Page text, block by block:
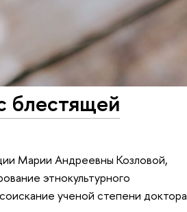
блестящей
Марии Андреевны Козловой,
этнокультурного
ученой степени доктора